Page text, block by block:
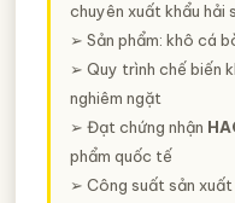
chuyên xuất khẩu hải
➢ Sản phẩm: khô cá
➢ Quy trình chế biến
nghiêm ngặt
➢ Đạt chứng nhận
phẩm quốc tế
➢ Công suất sản